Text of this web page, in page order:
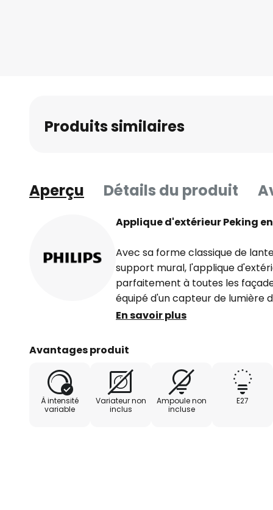
Produits similaires
Aperçu Détails du produit
Applique d'extérieur Peking
Avec sa forme classique de
support mural, l'applique
parfaitement à toutes les
équipé d'un capteur de lumière
automatiquement à la tombée
Caractéristiques du détecteur
- Angle de détection : 140°
- Portée de détection : 12 m
- Durée d'éclairage : 5 secondes
- Hauteur de montage optimale
En savoir plus
Avantages produit
À intensité
variable
Variateur non
inclus
Ampoule non
incluse
E27